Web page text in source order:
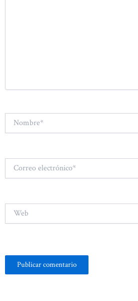
Nombre*
Correo
electrónico*